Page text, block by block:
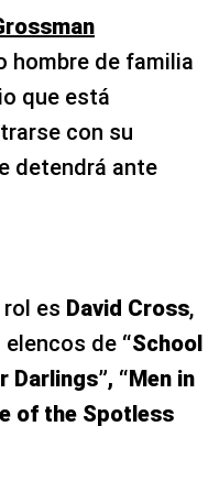
hombre de familia
que está
con su
detendrá ante
es David Cross,
de “School
Darlings”, “Men in
of the Spotless